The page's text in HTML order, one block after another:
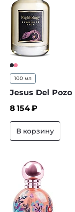
100 мл
Jesus Del Pozo
8 154₽
В корзину